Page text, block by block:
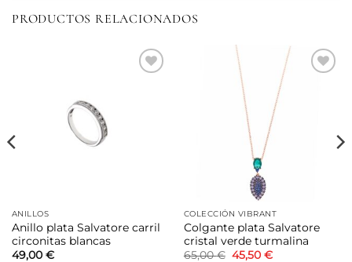
PRODUCTOS RELACIONADOS
ANILLOS
Anillo plata Salvatore carril
circonitas blancas
49,00 €
COLECCIÓN VIBRANT
Colgante plata Salvatore
cristal verde turmalina
65,00€ El
45,50 €El